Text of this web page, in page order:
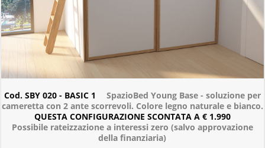
Cod. SBY 020 - BASIC 1
SpazioBed Young Base - soluzione per
cameretta con 2 ante scorrevoli. Colore legno naturale e bianco.
QUESTA CONFIGURAZIONE SCONTATA A € 1.990
Possibile rateizzazione a interessi zero (salvo approvazione
della finanziaria)